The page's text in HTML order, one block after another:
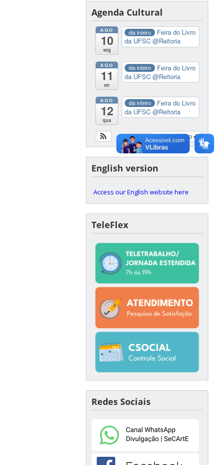
Agenda Cultural
AGO
10
seg
dia inteiro
Feira do Livro
da UFSC@Reitoria
AGO
11
ter
dia inteiro
Feira do Livro
da UFSC@Reitoria
AGO
12
qua
dia inteiro
Feira do Livro
da UFSC@Reitoria
Ver calendário
English version
Access our English website here
TeleFlex
Redes Sociais